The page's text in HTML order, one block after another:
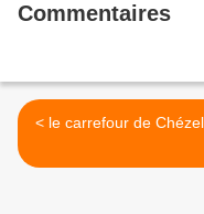
Commentaires
< le carrefour de